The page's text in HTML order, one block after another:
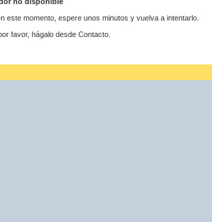
este momento, espere unos minutos y vuelva a intentarlo.
favor, hágalo desde Contacto.